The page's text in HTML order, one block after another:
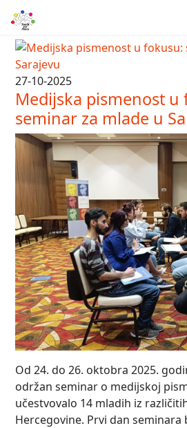
27-10-2025
Medijska pismenost u
seminar za mlade u
Od 24. do 26. oktobra 2025.
održan seminar o medijskoj
učestvovalo 14 mladih iz
Hercegovine. Prvi dan seminara